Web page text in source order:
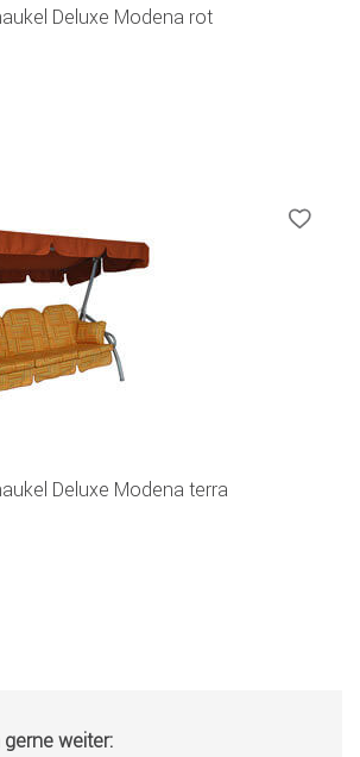
Deluxe Modena rot
Deluxe Modena terra
weiter: